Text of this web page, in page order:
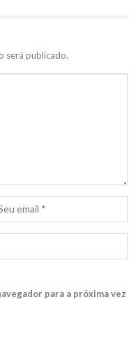
será publicado.
para a próxima vez